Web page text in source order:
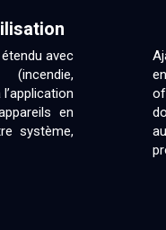
avec
(incendie,
en
système,